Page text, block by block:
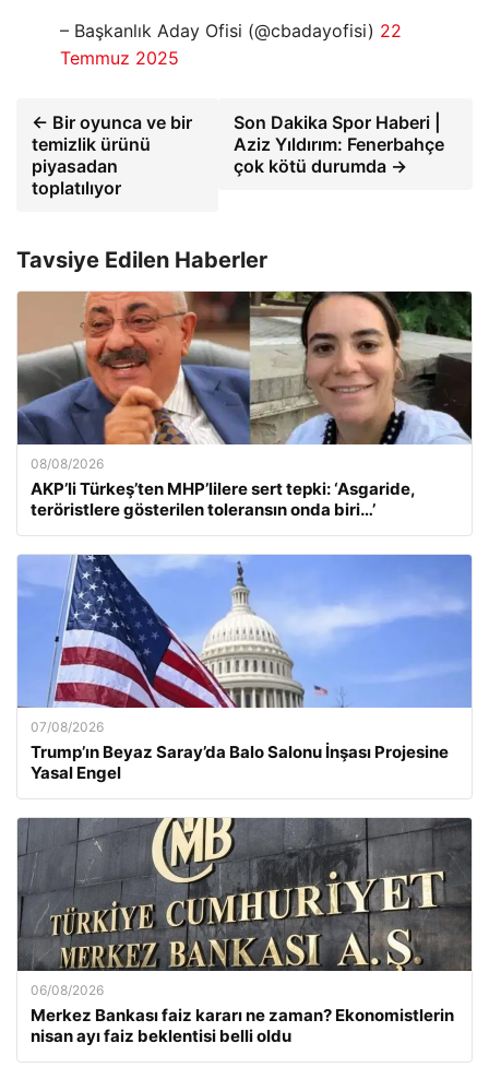
– Başkanlık Aday Ofisi (@cbadayofisi) 22
Temmuz 2025
← Bir oyunca ve bir
temizlik ürünü
piyasadan
toplatılıyor
Son Dakika Spor Haberi |
Aziz Yıldırım: Fenerbahçe
çok kötü durumda →
Tavsiye Edilen Haberler
08/08/2026
AKP’li Türkeş’ten MHP’lilere sert tepki: ‘Asgaride,
teröristlere gösterilen toleransın onda biri…’
07/08/2026
Trump’ın Beyaz Saray’da Balo Salonu İnşası Projesine
Yasal Engel
06/08/2026
Merkez Bankası faiz kararı ne zaman? Ekonomistlerin
nisan ayı faiz beklentisi belli oldu